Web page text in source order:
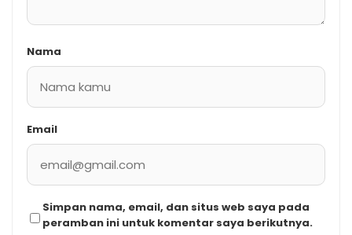
Nama
Email
Simpan nama, email, dan situs web saya pada
peramban ini untuk komentar saya berikutnya.